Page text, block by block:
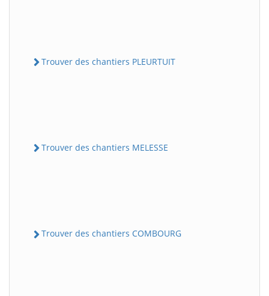
Trouver des chantiers PLEURTUIT
Trouver des chantiers MELESSE
Trouver des chantiers COMBOURG